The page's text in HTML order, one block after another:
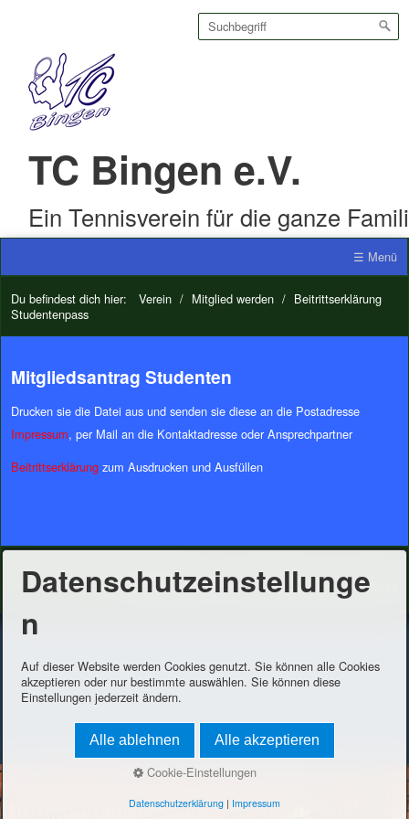
TC Bingen e.V.
Ein Tennisverein für die ganze
☰ Menü
Du befindest dich hier: Verein / Mitglied werden / Beitrittserklärung
Studentenpass
Mitgliedsantrag Studenten
Drucken sie die Datei aus und senden sie diese an die Postadresse
Impressum, per Mail an die Kontaktadresse oder Ansprechpartner
Beitrittserklärung zum Ausdrucken und Ausfüllen
Startseite
Impressum
© 2026 TC Bingen e.V. Letzte Aktualisierung am 8/9/2026
Datenschutzeinstellunge
n
Auf dieser Website werden Cookies genutzt. Sie können alle Cookies
akzeptieren oder nur bestimmte auswählen. Sie können diese
Einstellungen jederzeit ändern.
Alle ablehnen Alle akzeptieren
Cookie-Einstellungen
Datenschutzerklärung| Impressum